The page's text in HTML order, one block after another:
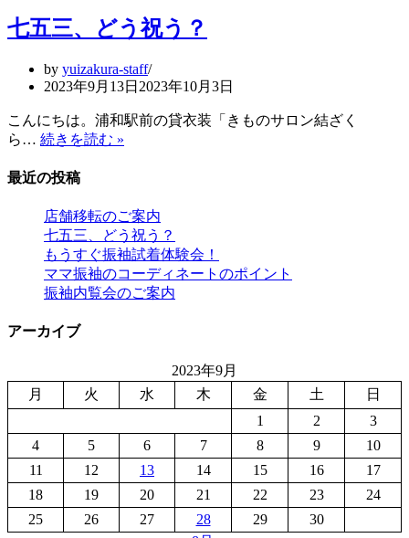
七五三、どう祝う？
by yuizakura-staff
2023年9月13日 2023年10月3日
こんにちは。浦和駅前の貸衣装「きものサロン結ざく
ら… 続きを読む »
う
祝
う？
最近の投稿
店舗移転のご案内
七五三、どう祝う？
もうすぐ振袖試着体験会！
ママ振袖のコーディネートのポイント
振袖内覧会のご案内
アーカイブ
2023年9月
月
火 水 木 金 土
日
1
2
3
4
5 6 7 8 9
10
11
12 13 14 15 16
17
18
19 20 21 22 23
24
25
26 27 28 29
30